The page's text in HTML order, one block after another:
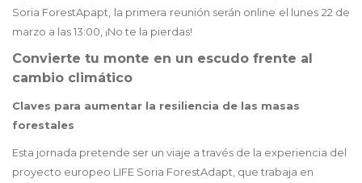
Soria ForestApapt, la primera reunión serán online el lunes 22 de
marzo a las 13:00, ¡No te la pierdas!
Convierte tu monte en un escudo frente al
cambio climático
Claves para aumentar la resiliencia de las masas
forestales
Esta jornada pretende ser un viaje a través de la experiencia del
proyecto europeo LIFE Soria ForestAdapt, que trabaja en